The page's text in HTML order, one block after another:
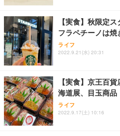
【実食】秋限定
フラペチーノは焼
ライフ
2022.9.21(水) 20:31
【実食】京王百
海道展、目玉商品
ライフ
2022.9.17(土) 10:16